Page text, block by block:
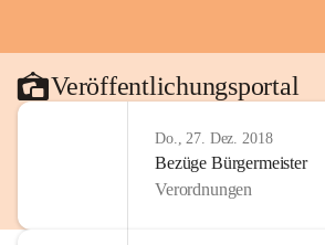
Veröffentlichungsportal
Do., 27. Dez. 2018
Bezüge Bürgermeister
Verordnungen